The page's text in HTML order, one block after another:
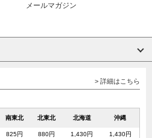
メールマガジン
> 詳細はこちら
南東北 北東北 北海道 沖縄
825円 880円 1,430円 1,430円